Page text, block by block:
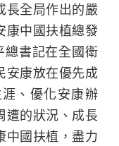
長全局作出的嚴
康中國扶植總發
總書記在全國衛
安康放在優先成
、優化安康辦
遭的狀況、成長
中國扶植，盡力